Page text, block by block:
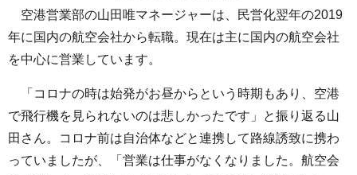
空港営業部の山田唯マネージャーは、民営化翌年の2019
年に国内の航空会社から転職。現在は主に国内の航空会社
を中心に営業しています。
「コロナの時は始発がお昼からという時期もあり、空港
で飛行機を見られないのは悲しかったです」と振り返る山
田さん。コロナ前は自治体などと連携して路線誘致に携わ
っていましたが、「営業は仕事がなくなりました。航空会